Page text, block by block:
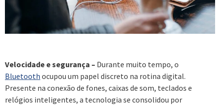
Velocidade e segurança – Durante muito tempo, o
Bluetooth ocupou um papel discreto na rotina digital.
Presente na conexão de fones, caixas de som, teclados e
relógios inteligentes, a tecnologia se consolidou por